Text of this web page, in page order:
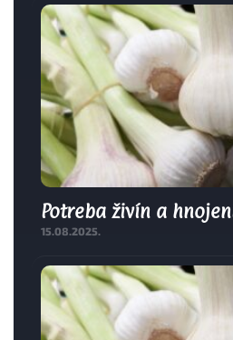
Potreba živín a
15.08.2025.